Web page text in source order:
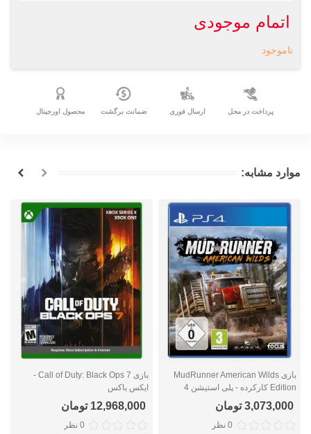
اتمام موجودی
ناموجود
پرداخت در محل ارسال فوری ضمانت برگشت محصول اورجینال
موارد مشابه:
بازی MudRunner American Wilds
Edition کارکرده - پلی استیشن 4
3,073,000 تومان
0 نظر
بازی Call of Duty: Black Ops 7 -
ایکس باکس
12,968,000 تومان
0 نظر